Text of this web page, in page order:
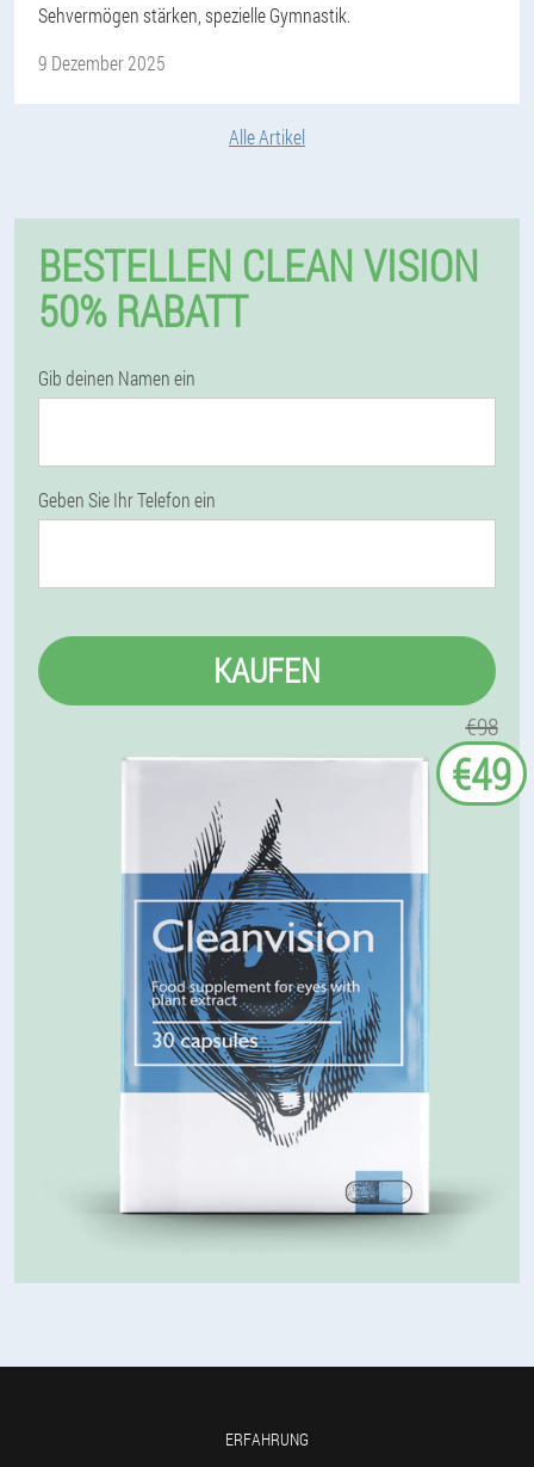
Sehvermögen stärken, spezielle Gymnastik.
9 Dezember 2025
Alle Artikel
BESTELLEN CLEAN VISION
50% RABATT
Gib deinen Namen ein
Geben Sie Ihr Telefon ein
KAUFEN
€98
€49
ERFAHRUNG